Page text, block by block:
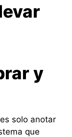
y
solo anotar
que